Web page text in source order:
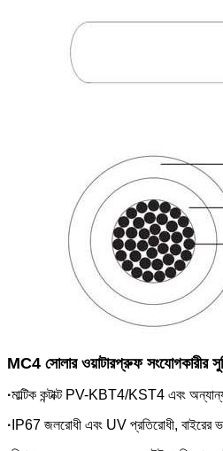
MC4 সোলার ওয়াটারপ্রুফ সংযোগকারীর
·মাল্টিক কন্টাক্ট PV-KBT4/KST4 এবং
· IP67 জলরোধী এবং UV প্রতিরোধী, বাইরের